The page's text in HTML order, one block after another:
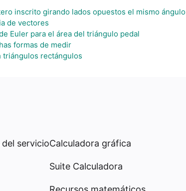
inscrito girando lados opuestos el mismo ángulo
de vectores
Euler para el área del triángulo pedal
formas de medir
triángulos rectángulos
servicioCalculadora gráfica
Suite Calculadora